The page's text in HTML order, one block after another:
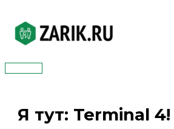
содержимому
Главное
Я тут: Terminal 4!